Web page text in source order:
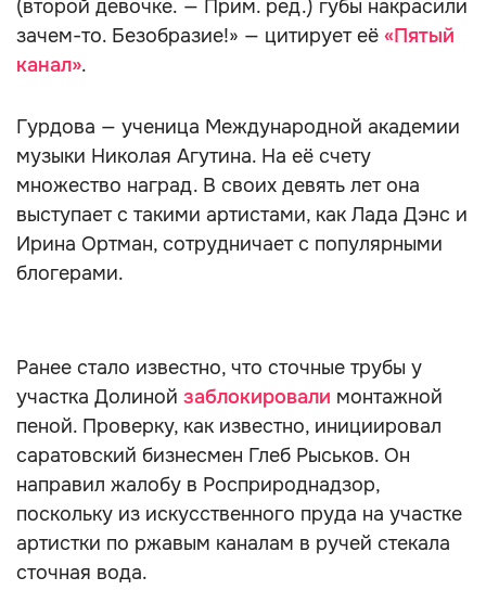
(второй девочке. — Прим. ред.) губы накрасили
зачем-то. Безобразие!» — цитирует её «Пятый
канал».
Гурдова — ученица Международной академии
музыки Николая Агутина. На её счету
множество наград. В своих девять лет она
выступает с такими артистами, как Лада Дэнс и
Ирина Ортман, сотрудничает с популярными
блогерами.
Ранее стало известно, что сточные трубы у
участка Долиной заблокировали монтажной
пеной. Проверку, как известно, инициировал
саратовский бизнесмен Глеб Рыськов. Он
направил жалобу в Росприроднадзор,
поскольку из искусственного пруда на участке
артистки по ржавым каналам в ручей стекала
сточная вода.